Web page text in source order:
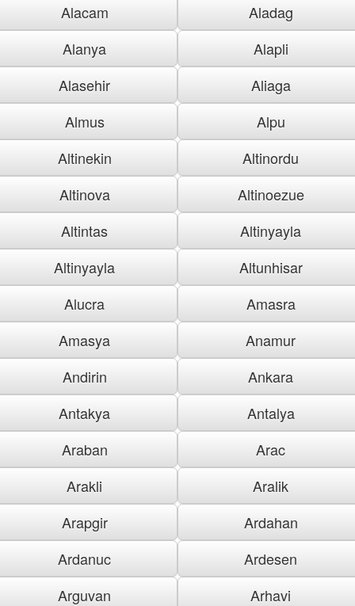
Alacam
Aladag
Alanya
Alapli
Alasehir
Aliaga
Almus
Alpu
Altinekin
Altinordu
Altinova
Altinoezue
Altintas
Altinyayla
Altinyayla
Altunhisar
Alucra
Amasra
Amasya
Anamur
Andirin
Ankara
Antakya
Antalya
Araban
Arac
Arakli
Aralik
Arapgir
Ardahan
Ardanuc
Ardesen
Arguvan
Arhavi